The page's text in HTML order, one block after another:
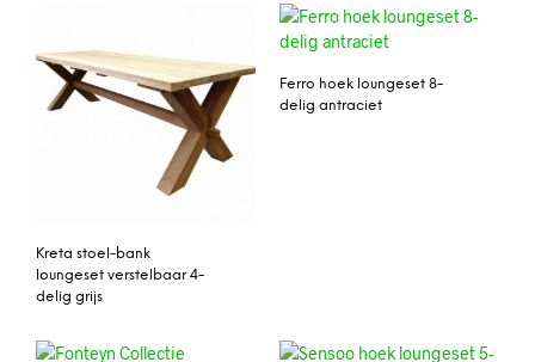
Kreta stoel-bank
loungeset verstelbaar 4-
delig grijs
Ferro hoek loungeset 8-
delig antraciet